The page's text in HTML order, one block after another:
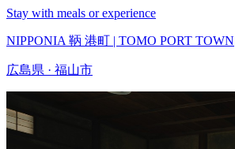
Stay with meals or experience
NIPPONIA 鞆 港町 | TOMO PORT TOWN
広島県 · 福山市